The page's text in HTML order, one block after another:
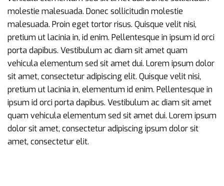
molestie malesuada. Donec sollicitudin molestie
malesuada. Proin eget tortor risus. Quisque velit nisi,
pretium ut lacinia in, id enim. Pellentesque in ipsum id orci
porta dapibus. Vestibulum ac diam sit amet quam
vehicula elementum sed sit amet dui. Lorem ipsum dolor
sit amet, consectetur adipiscing elit. Quisque velit nisi,
pretium ut lacinia in, elementum id enim. Pellentesque in
ipsum id orci porta dapibus. Vestibulum ac diam sit amet
quam vehicula elementum sed sit amet dui. Lorem ipsum
dolor sit amet, consectetur adipiscing ipsum dolor sit
amet, consectetur elit.